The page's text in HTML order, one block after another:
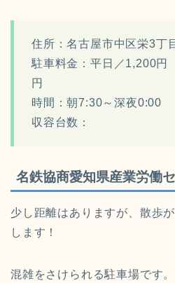
住所：名古屋市中区栄3丁
駐車料金：平日／1,200
円
時間：朝7:30～深夜0:00
収容台数：
名鉄協商愛知県産業労働
少し距離はありますが、散歩
します！
混雑をさけられる駐車場です。